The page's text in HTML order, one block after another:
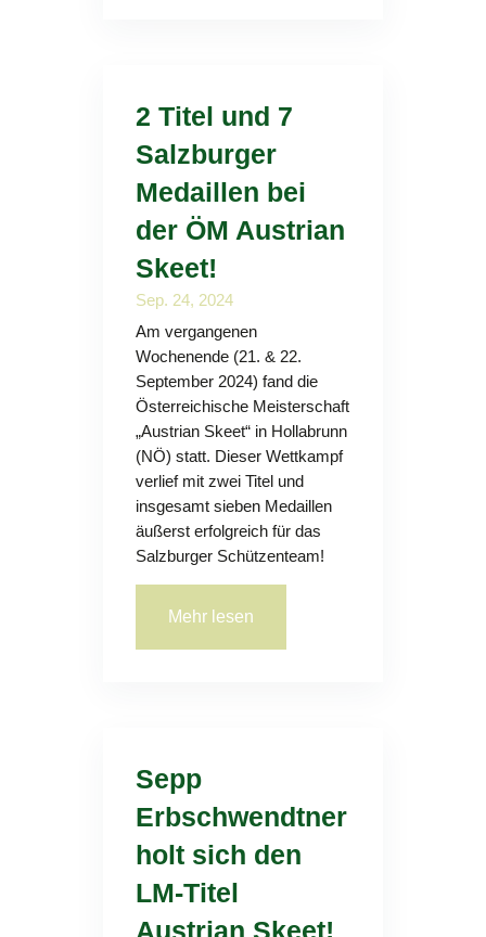
2 Titel und 7
Salzburger
Medaillen bei
der ÖM Austrian
Skeet!
Sep. 24, 2024
Am vergangenen
Wochenende (21. & 22.
September 2024) fand die
Österreichische Meisterschaft
„Austrian Skeet“ in Hollabrunn
(NÖ) statt. Dieser Wettkampf
verlief mit zwei Titel und
insgesamt sieben Medaillen
äußerst erfolgreich für das
Salzburger Schützenteam!
Mehr lesen
Sepp
Erbschwendtner
holt sich den
LM-Titel
Austrian Skeet!